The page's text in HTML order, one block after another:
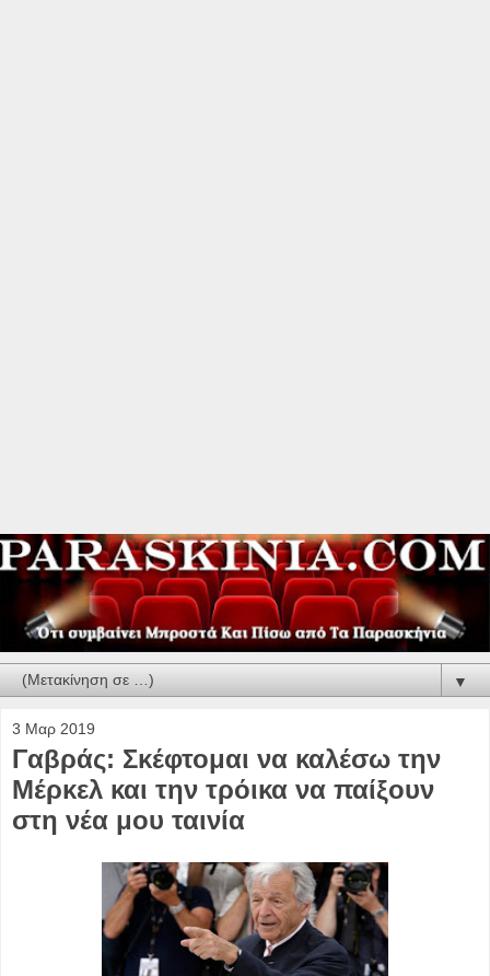
▼
3 Μαρ 2019
Γαβράς: Σκέφτομαι να καλέσω την
Μέρκελ και την τρόικα να παίξουν
στη νέα μου ταινία